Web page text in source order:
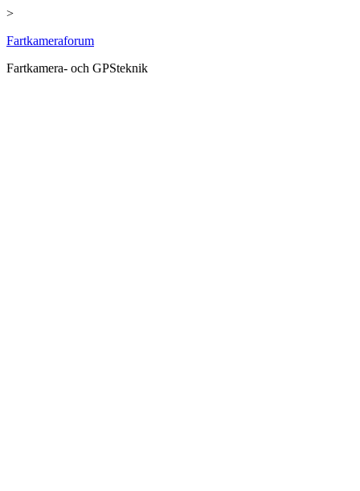
>
Hoppa
innehåll
Fartkameraforum
Fartkamera- och GPSteknik